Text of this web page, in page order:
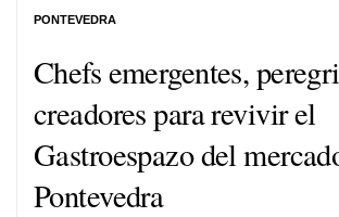
Chefs emergentes,
creadores para revivir el
Gastroespazo del
Pontevedra
PONTEVEDRA